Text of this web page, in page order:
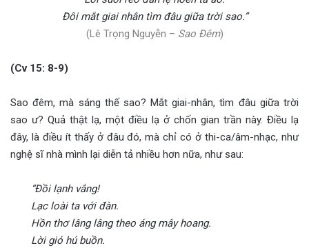
Đôi mắt giai nhân tìm đâu giữa trời sao.”
(Lê Trọng Nguyễn – Sao Đêm)
(Cv 15: 8-9)
Sao đêm, mà sáng thế sao? Mắt giai-nhân, tìm đâu giữa trời
sao ư? Quả thật lạ, một điều lạ ở chốn gian trần này. Điều lạ
đây, là điều ít thấy ở đâu đó, mà chỉ có ở thi-ca/âm-nhạc, như
nghệ sĩ nhà mình lại diễn tả nhiều hơn nữa, như sau:
“Đồi lạnh vắng!
Lạc loài ta với đàn.
Hồn thơ lâng lâng theo áng mây hoang.
Lời gió hú buồn.